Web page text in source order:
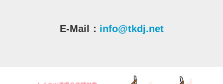
E-Mail： info@tkdj.net